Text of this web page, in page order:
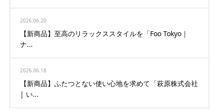
2026.06.20
【新商品】至高のリラックススタイルを「Foo Tokyo｜
ナ...
2026.06.18
【新商品】ふたつとない使い心地を求めて「萩原株式会社
| い...